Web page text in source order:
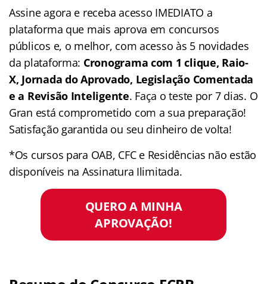
Assine agora e receba acesso IMEDIATO a
plataforma que mais aprova em concursos
públicos e, o melhor, com acesso às 5 novidades
da plataforma: Cronograma com 1 clique, Raio-
X, Jornada do Aprovado, Legislação Comentada
e a Revisão Inteligente. Faça o teste por 7 dias. O
Gran está comprometido com a sua preparação!
Satisfação garantida ou seu dinheiro de volta!
*Os cursos para OAB, CFC e Residências não estão
disponíveis na Assinatura Ilimitada.
QUERO A MINHA
APROVAÇÃO!